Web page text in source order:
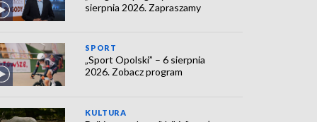
sierpnia 2026. Zapraszamy
SPORT
„Sport Opolski” – 6 sierpnia
2026. Zobacz program
KULTURA